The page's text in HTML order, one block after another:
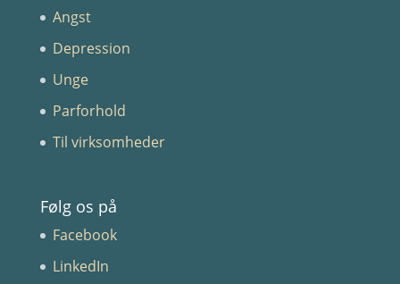
Angst
Depression
Unge
Parforhold
Til virksomheder
Følg os på
Facebook
LinkedIn